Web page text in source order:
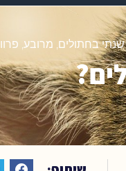
שנתי בחתולים מרובע פרוו